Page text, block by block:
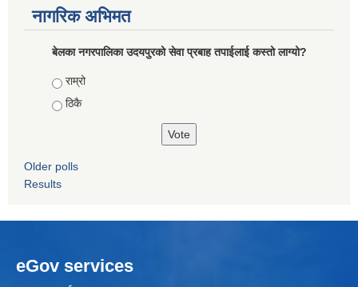
नागरिक अभिमत
बेलका नगरपालिका उदयपुरको सेवा प्रबाह तपाईलाई कस्तो लाग्यो?
Choices
राम्रो
ठिकै
Older polls
Results
eGov services